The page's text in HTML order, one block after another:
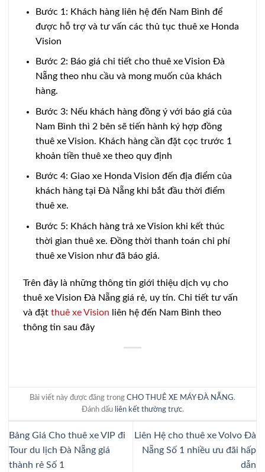
Bước 1: Khách hàng liên hệ đến Nam Bình để
được hỗ trợ và tư vấn các thủ tục thuê xe Honda
Vision
Bước 2: Báo giá chi tiết cho thuê xe Vision Đà
Nẵng theo nhu cầu và mong muốn của khách
hàng.
Bước 3: Nếu khách hàng đồng ý với báo giá của
Nam Bình thì 2 bên sẽ tiến hành ký hợp đồng
thuê xe Vision. Khách hàng cần đặt cọc trước 1
khoản tiền thuê xe theo quy định
Bước 4: Giao xe Honda Vision đến địa điểm của
khách hàng tại Đà Nẵng khi bắt đầu thời điểm
thuê xe.
Bước 5: Khách hàng trả xe Vision khi kết thúc
thời gian thuê xe. Đồng thời thanh toán chi phí
thuê xe Vision như đã báo giá.
Trên đây là những thông tin giới thiệu dịch vụ cho
thuê xe Vision Đà Nẵng giá rẻ, uy tín. Chi tiết tư vấn
và đặt thuê xe Vision liên hệ đến Nam Bình theo
thông tin sau đây
Bài viết này được đăng trong CHO THUÊ XE MÁY ĐÀ NẴNG.
Đánh dấu liên kết thường trực.
Bảng Giá Cho thuê xe VIP đi
Tour du lịch Đà Nẵng giá
thành rẻ Số 1
Liên Hệ cho thuê xe Volvo Đà
Nẵng Số 1 nhiều ưu đãi hấp
dẫn